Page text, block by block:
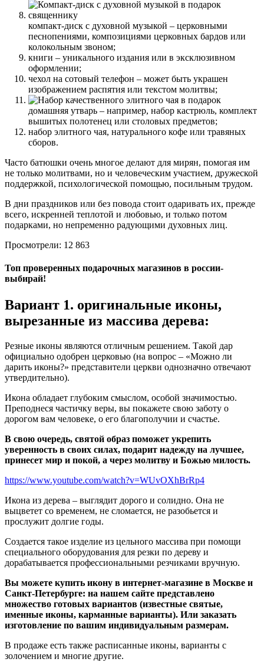
компакт-диск с духовной музыкой – церковными
песнопениями, композициями церковных бардов или
колокольным звоном;
книги – уникального издания или в эксклюзивном
оформлении;
чехол на сотовый телефон – может быть украшен
изображением распятия или текстом молитвы;
домашняя утварь – например, набор кастрюль, комплект
вышитых полотенец или столовых предметов;
набор элитного чая, натурального кофе или травяных
сборов.
Часто батюшки очень многое делают для мирян, помогая им
не только молитвами, но и человеческим участием, дружеской
поддержкой, психологической помощью, посильным трудом.
В дни праздников или без повода стоит одаривать их, прежде
всего, искренней теплотой и любовью, и только потом
подарками, но непременно радующими духовных лиц.
Просмотрели: 12 863
Топ проверенных подарочных магазинов в россии-
выбирай!
Вариант 1. оригинальные иконы,
вырезанные из массива дерева:
Резные иконы являются отличным решением. Такой дар
официально одобрен церковью (на вопрос – «Можно ли
дарить иконы?» представители церкви однозначно отвечают
утвердительно).
Икона обладает глубоким смыслом, особой значимостью.
Преподнеся частичку веры, вы покажете свою заботу о
дорогом вам человеке, о его благополучии и счастье.
В свою очередь, святой образ поможет укрепить
уверенность в своих силах, подарит надежду на лучшее,
принесет мир и покой, а через молитву и Божью милость.
https://www.youtube.com/watch?v=WUvOXhBrRp4
Икона из дерева – выглядит дорого и солидно. Она не
выцветет со временем, не сломается, не разобьется и
прослужит долгие годы.
Создается такое изделие из цельного массива при помощи
специального оборудования для резки по дереву и
дорабатывается профессиональными резчиками вручную.
Вы можете купить икону в интернет-магазине в Москве и
Санкт-Петербурге: на нашем сайте представлено
множество готовых вариантов (известные святые,
именные иконы, карманные варианты). Или заказать
изготовление по вашим индивидуальным размерам.
В продаже есть также расписанные иконы, варианты с
золочением и многие другие.